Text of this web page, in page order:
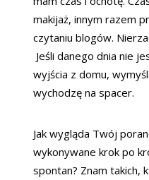
makijaż, innym razem
czytaniu blogów.
Jeśli danego dnia nie
wyjścia z domu,
wychodzę na spacer.
Jak wygląda Twój
wykonywane krok po
spontan? Znam takich,